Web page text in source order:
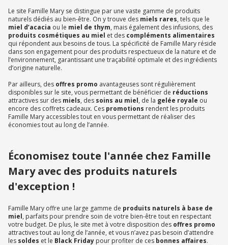
Le site Famille Mary se distingue par une vaste gamme de produits
naturels dédiés au bien-être. On y trouve des miels rares, tels que le
miel d’acacia ou le miel de thym, mais également des infusions, des
produits cosmétiques au miel et des compléments alimentaires
qui répondent aux besoins de tous. La spécificité de Famille Mary réside
dans son engagement pour des produits respectueux de la nature et de
l’environnement, garantissant une traçabilité optimale et des ingrédients
d’origine naturelle.
Par ailleurs, des offres promo avantageuses sont régulièrement
disponibles sur le site, vous permettant de bénéficier de réductions
attractives sur des miels, des soins au miel, de la gelée royale ou
encore des coffrets cadeaux. Ces promotions rendent les produits
Famille Mary accessibles tout en vous permettant de réaliser des
économies tout au long de l’année.
Économisez toute l'année chez Famille
Mary avec des produits naturels
d'exception !
Famille Mary offre une large gamme de produits naturels à base de
miel, parfaits pour prendre soin de votre bien-être tout en respectant
votre budget. De plus, le site met à votre disposition des offres promo
attractives tout au long de l’année, et vous n’avez pas besoin d’attendre
les soldes et le Black Friday pour profiter de ces bonnes affaires.